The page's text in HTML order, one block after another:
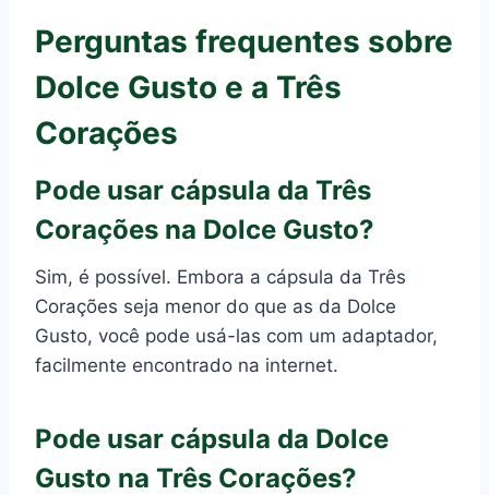
Perguntas frequentes sobre
Dolce Gusto e a Três
Corações
Pode usar cápsula da Três
Corações na Dolce Gusto?
Sim, é possível. Embora a cápsula da Três
Corações seja menor do que as da Dolce
Gusto, você pode usá-las com um adaptador,
facilmente encontrado na internet.
Pode usar cápsula da Dolce
Gusto na Três Corações?